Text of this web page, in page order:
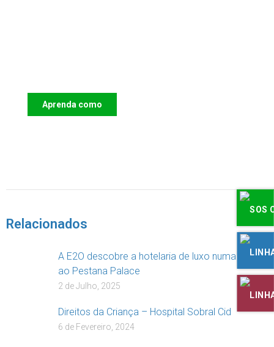
Aprenda como
Relacionados
A E2O descobre a hotelaria de luxo numa visita
ao Pestana Palace
2 de Julho, 2025
Direitos da Criança – Hospital Sobral Cid
6 de Fevereiro, 2024